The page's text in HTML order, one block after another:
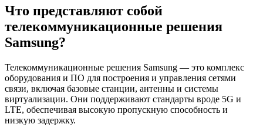
Что представляют собой
телекоммуникационные решения
Samsung?
Телекоммуникационные решения Samsung — это комплекс
оборудования и ПО для построения и управления сетями
связи, включая базовые станции, антенны и системы
виртуализации. Они поддерживают стандарты вроде 5G и
LTE, обеспечивая высокую пропускную способность и
низкую задержку.